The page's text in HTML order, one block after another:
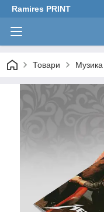
Ramires PRINT
Товари Музика